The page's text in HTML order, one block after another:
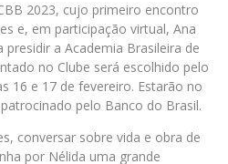
2023, cujo primeiro encontro
e, em participação virtual, Ana
a Academia Brasileira de
no Clube será escolhido pelo
16 e 17 de fevereiro. Estarão no
pelo Banco do Brasil.
conversar sobre vida e obra de
por Nélida uma grande